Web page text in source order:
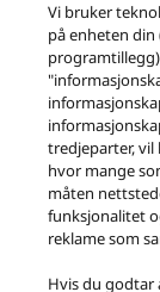
Vi bruker
på enheten din
tredjeparter,
hvor mange
måten
funksjonalitet
reklame som
Hvis du godtar